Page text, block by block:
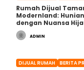
Rumah Dijual
Modernland:
dengan Nuansa
ADMIN
DIJUAL RUMAH BERITA